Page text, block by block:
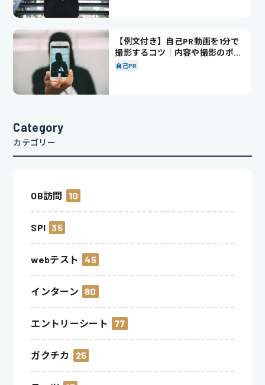
【例文付き】自己PR動画を1分で
撮影するコツ｜内容や撮影のポイ
ントも解説
自己PR
Category
カテゴリー
OB訪問 10
SPI 35
webテスト 45
インターン 80
エントリーシート 77
ガクチカ 25